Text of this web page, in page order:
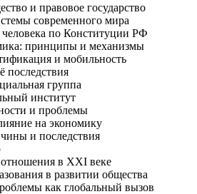
и правовое государство
современного мира
по Конституции РФ
принципы и механизмы
и мобильность
последствия
группа
институт
и проблемы
на экономику
и последствия
в XXI веке
в развитии общества
как глобальный вызов